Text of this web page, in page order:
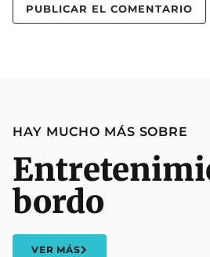
HAY MUCHO MÁS SOBRE
bordo
VER MÁS